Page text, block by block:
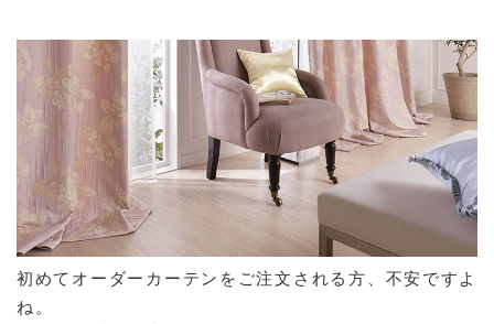
初めてオーダーカーテンをご注文される方、不安ですよ
ね。